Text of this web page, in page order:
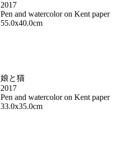
2017
Pen and watercolor on Kent paper
55.0x40.0cm
娘と猫
2017
Pen and watercolor on Kent paper
33.0x35.0cm